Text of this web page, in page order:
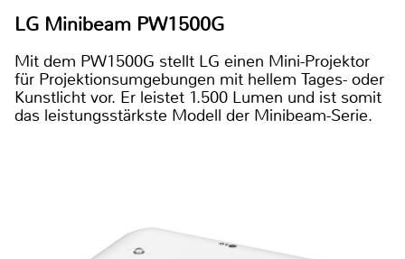
LG Minibeam PW1500G
Mit dem PW1500G stellt LG einen Mini-Projektor
für Projektionsumgebungen mit hellem Tages- oder
Kunstlicht vor. Er leistet 1.500 Lumen und ist somit
das leistungsstärkste Modell der Minibeam-Serie.